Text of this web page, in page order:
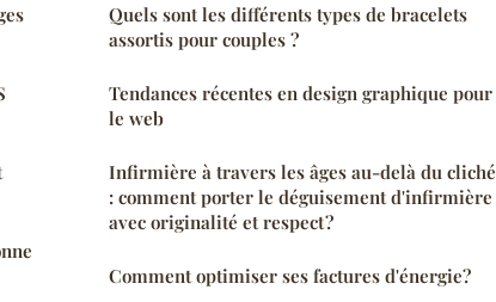
Quels sont les différents types de bracelets
assortis pour couples ?
Tendances récentes en design graphique pour
le web
Infirmière à travers les âges au-delà du cliché
: comment porter le déguisement d'infirmière
avec originalité et respect ?
Comment optimiser ses factures d'énergie?